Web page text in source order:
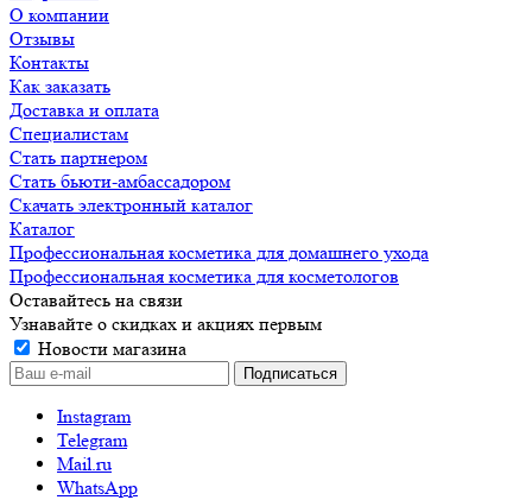
О компании
Отзывы
Контакты
Как заказать
Доставка и оплата
Специалистам
Стать партнером
Стать бьюти-амбассадором
Скачать электронный каталог
Каталог
Профессиональная косметика для домашнего ухода
Профессиональная косметика для косметологов
Оставайтесь на связи
Узнавайте о скидках и акциях первым
Новости магазина
Instagram
Telegram
Mail.ru
WhatsApp